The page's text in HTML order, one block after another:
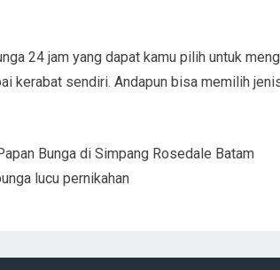
24 jam yang dapat kamu pilih untuk
kerabat sendiri. Andapun bisa memilih
Bunga di Simpang Rosedale Batam
lucu pernikahan